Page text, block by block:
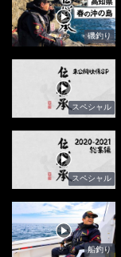
磯釣り
スペシャル
スペシャル
船釣り